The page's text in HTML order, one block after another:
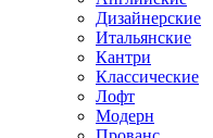
Дизайнерские
Итальянские
Кантри
Классические
Лофт
Модерн